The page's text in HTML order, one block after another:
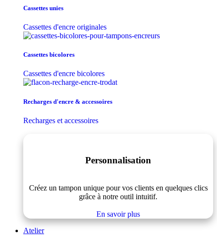
Cassettes unies
Cassettes d'encre originales
Cassettes bicolores
Cassettes d'encre bicolores
Recharges d'encre & accessoires
Recharges et accessoires
Personnalisation
Créez un tampon unique pour vos clients en quelques clics
grâce à notre outil intuitif.
En savoir plus
Atelier